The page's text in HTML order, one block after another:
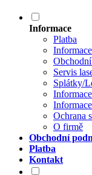
Informace
Platba
Servis
Splátky/
Ochrana
O firmě
Obchodní
Platba
Kontakt